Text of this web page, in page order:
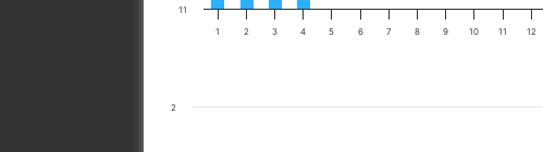
1 2 3 4 5 6 7 8 9 10 11 12
11
2